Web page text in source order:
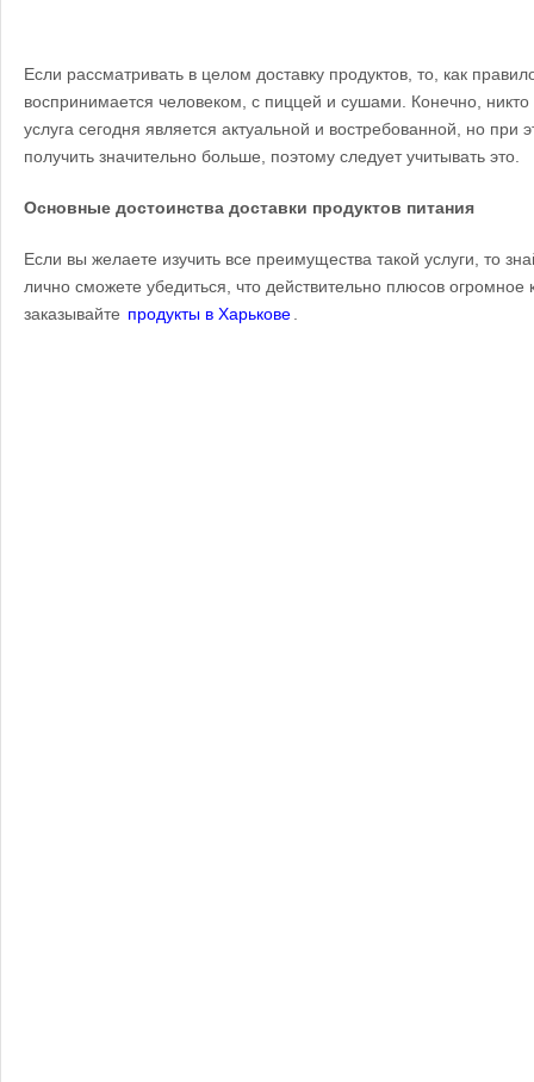
Если рассматривать в целом доставку продуктов, то, как
воспринимается человеком, с пиццей и сушами. Конечно, никто
услуга сегодня является актуальной и востребованной, но при
получить значительно больше, поэтому следует учитывать это.
Основные достоинства доставки продуктов питания
Если вы желаете изучить все преимущества такой услуги, то
лично сможете убедиться, что действительно плюсов огромное
заказывайте продукты в Харькове